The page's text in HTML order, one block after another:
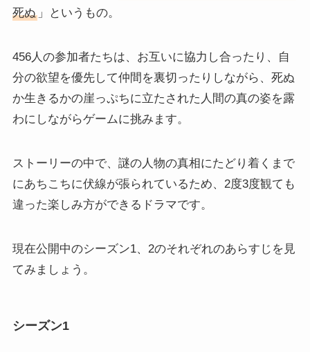
死ぬ」というもの。
456人の参加者たちは、お互いに協力し合ったり、自
分の欲望を優先して仲間を裏切ったりしながら、死ぬ
か生きるかの崖っぷちに立たされた人間の真の姿を露
わにしながらゲームに挑みます。
ストーリーの中で、謎の人物の真相にたどり着くまで
にあちこちに伏線が張られているため、2度3度観ても
違った楽しみ方ができるドラマです。
現在公開中のシーズン1、2のそれぞれのあらすじを見
てみましょう。
シーズン1